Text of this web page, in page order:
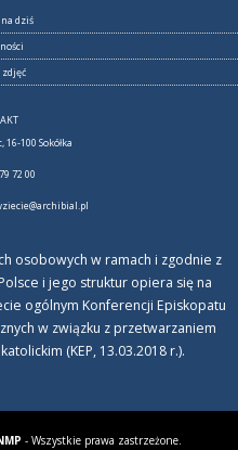
dziś
16-100 Sokółka
72 00
osobowych w ramach i zgodnie z
i jego struktur opiera się na
ogólnym Konferencji Episkopatu
w związku z przetwarzaniem
(KEP, 13.03.2018 r.).
- Wszystkie prawa zastrzeżone.